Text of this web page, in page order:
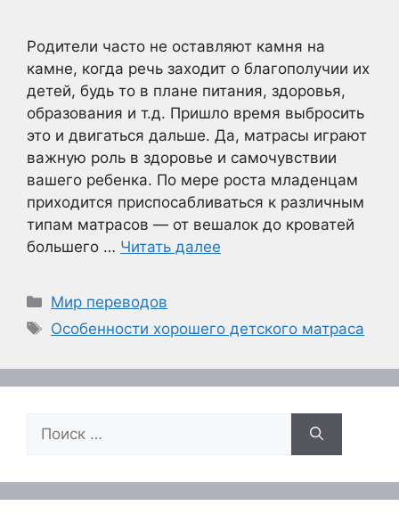
Родители часто не оставляют камня на
камне, когда речь заходит о благополучии их
детей, будь то в плане питания, здоровья,
образования и т.д. Пришло время выбросить
это и двигаться дальше. Да, матрасы играют
важную роль в здоровье и самочувствии
вашего ребенка. По мере роста младенцам
приходится приспосабливаться к различным
типам матрасов — от вешалок до кроватей
большего … Читать далее
Рубрики
Мир переводов
Метки
Особенности хорошего детского матраса
Поиск: